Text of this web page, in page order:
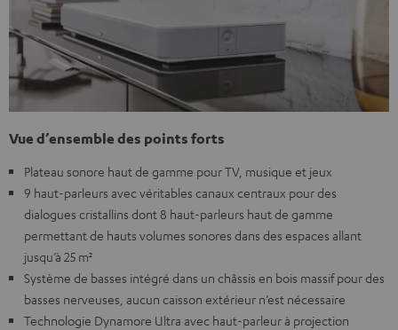
Vue d’ensemble des points forts
Plateau sonore haut de gamme pour TV, musique et jeux
9 haut-parleurs avec véritables canaux centraux pour des
dialogues cristallins dont 8 haut-parleurs haut de gamme
permettant de hauts volumes sonores dans des espaces allant
jusqu’à 25 m²
Système de basses intégré dans un châssis en bois massif pour des
basses nerveuses, aucun caisson extérieur n’est nécessaire
Technologie Dynamore Ultra avec haut-parleur à projection